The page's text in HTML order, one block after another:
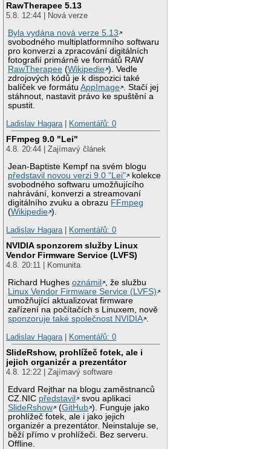
RawTherapee 5.13
5.8. 12:44 | Nová verze
Byla vydána nová verze 5.13
svobodného multiplatformního softwaru
pro konverzi a zpracování digitálních
fotografií primárně ve formátů RAW
RawTherapee (Wikipedie ). Vedle
zdrojových kódů je k dispozici také
balíček ve formátuAppImage . Stačí jej
stáhnout, nastavit právo ke spuštění a
spustit.
Ladislav Hagara
Komentářů: 0
FFmpeg 9.0 "Lei"
4.8. 20:44 | Zajímavý článek
Jean-Baptiste Kempf na svém blogu
představil novou verzi 9.0 "Lei"
kolekce
svobodného softwaru umožňujícího
nahrávání, konverzi a streamovaní
digitálního zvuku a obrazu FFmpeg
(Wikipedie ).
Ladislav Hagara | Komentářů: 0
NVIDIA sponzorem služby Linux
Vendor Firmware Service (LVFS)
4.8. 20:11 | Komunita
Richard Hughesoznámil
, že službu
Linux Vendor Firmware Service (LVFS)
umožňující aktualizovat firmware
zařízení na počítačích s Linuxem, nově
sponzoruje také společnost NVIDIA .
Ladislav Hagara | Komentářů: 0
SlideRshow, prohlížeč fotek, ale i
jejich organizér a prezentátor
4.8. 12:22 | Zajímavý software
Edvard Rejthar na blogu zaměstnanců
CZ.NIC představil
svou aplikaci
SlideRshow
(GitHub ). Funguje jako
prohlížeč fotek, ale i jako jejich
organizér a prezentátor. Neinstaluje se,
běží přímo v prohlížeči. Bez serveru.
Offline.